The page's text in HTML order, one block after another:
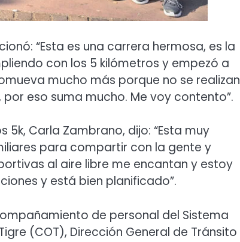
“Esta es una carrera hermosa, es la
con los 5 kilómetros y empezó a
mucho más porque no se realizan
eso suma mucho. Me voy contento”.
Carla Zambrano, dijo: “Esta muy
para compartir con la gente y
al aire libre me encantan y estoy
y está bien planificado”.
de personal del Sistema
(COT), Dirección General de Tránsito